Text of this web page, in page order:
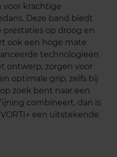
voor krachtige
Deze band biedt
op droog en
ook een hoge mate
technologieën
ontwerp, zorgen voor
optimale grip, zelfs bij
zoek bent naar een
combineert, dan is
een uitstekende